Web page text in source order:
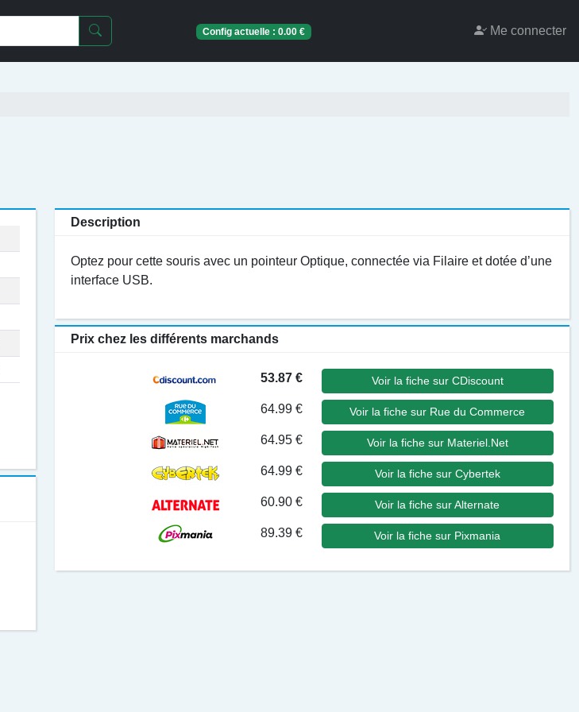
Config actuelle :0.00 € Me connecter
Description
Optez pour cette souris avec un pointeur Optique, connectée via Filaire et dotée d’une
interface USB.
Prix chez les différents marchands
53.87 € Voir la fiche sur CDiscount
64.99 € Voir la fiche sur Rue du Commerce
64.95 € Voir la fiche sur Materiel.Net
64.99 € Voir la fiche sur Cybertek
60.90 € Voir la fiche sur Alternate
89.39 € Voir la fiche sur Pixmania